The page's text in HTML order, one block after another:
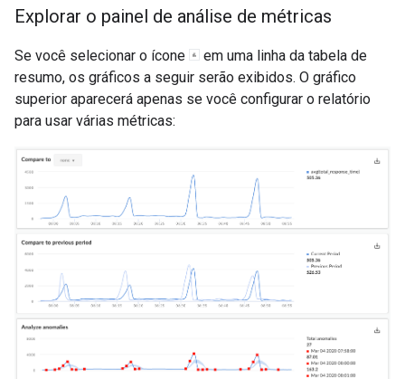
Explorar o painel de análise de métricas
Se você selecionar o ícone
em uma linha da tabela de
resumo, os gráficos a seguir serão exibidos. O gráfico
superior aparecerá apenas se você configurar o relatório
para usar várias métricas: